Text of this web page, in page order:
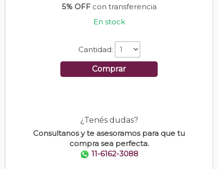
5% OFFcon transferencia
En stock
Cantidad:
Comprar
¿Tenés dudas?
Consultanos y te asesoramos para que tu
compra sea perfecta.
11-6162-3088